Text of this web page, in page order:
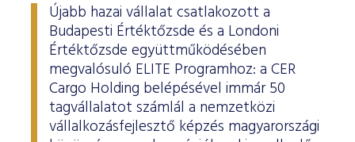
Újabb hazai vállalat csatlakozott a
Budapesti Értéktőzsde és a Londoni
Értéktőzsde együttműködésében
megvalósuló ELITE Programhoz: a CER
Cargo Holding belépésével immár 50
tagvállalatot számlál a nemzetközi
vállalkozásfejlesztő képzés magyarországi